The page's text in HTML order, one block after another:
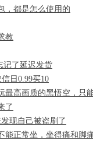
，都是怎么使用的
教
记了延迟发货
日0.99买10
最高画质的黑悟空，只
了
现自己被盗刷了
能正常坐，坐得痛和脚